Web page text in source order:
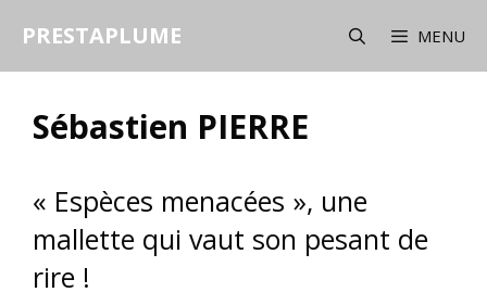
PRESTAPLUME MENU
Sébastien PIERRE
« Espèces menacées », une
mallette qui vaut son pesant de
rire !